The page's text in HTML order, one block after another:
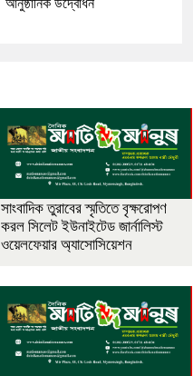
সাংবাদিক তুরাবের স্মৃতিতে বৃক্ষরোপণ
করল সিলেট ইউনাইটেড জার্নালিস্ট
ওয়েলফেয়ার অ্যাসোসিয়েশন